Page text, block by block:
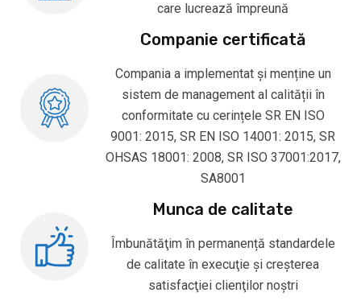
care lucrează împreună
Companie certificată
Compania a implementat și menține un
sistem de management al calității în
conformitate cu cerințele SR EN ISO
9001: 2015, SR EN ISO 14001: 2015, SR
OHSAS 18001: 2008, SR ISO 37001:2017,
SA8001
Munca de calitate
Îmbunătăţim în permanență standardele
de calitate în execuţie și creşterea
satisfacţiei clienţilor noștri